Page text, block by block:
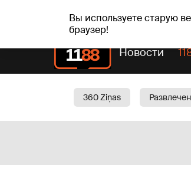
Вы используете старую
браузер!
чт, 06.08.2026. +24°C
Новости
360 Ziņas